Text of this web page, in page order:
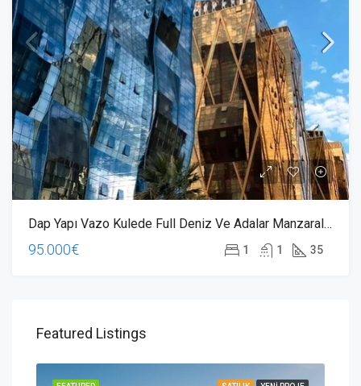
Dap Yapı Vazo Kulede Full Deniz Ve Adalar Manzaralı Stüdyo Daire 1+0
95.000€ 1 1 35
Featured Listings